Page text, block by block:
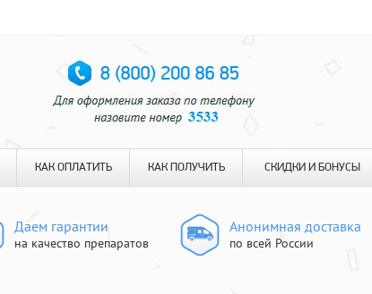
КАК ОПЛАТИТЬ КАК ПОЛУЧИТЬ СКИДКИ И БОНУСЫ
Даем гарантии
на качество препаратов
Анонимная доставка
по всей России